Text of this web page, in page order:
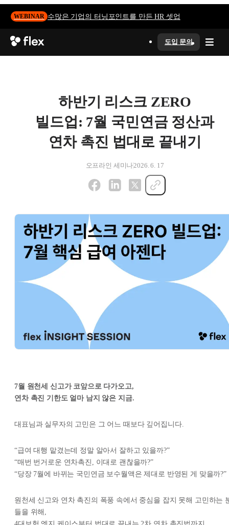
WEBINAR 수많은 기업의 터닝포인트를 만든 HR 셋업
도입 문의
하반기 리스크 ZERO
빌드업: 7월 국민연금 정산과
연차 촉진 법대로 끝내기
오프라인 세미나2026. 6. 17
7월 원천세 신고가 코앞으로 다가오고,
연차 촉진 기한도 얼마 남지 않은 지금.
대표님과 실무자의 고민은 그 어느 때보다 깊어집니다.
“급여 대행 맡겼는데 정말 알아서 잘하고 있을까?”
“매번 번거로운 연차촉진, 이대로 괜찮을까?”
“당장 7월에 바뀌는 국민연금 보수월액은 제대로 반영된 게 맞을까?”
원천세 신고와 연차 촉진의 폭풍 속에서 중심을 잡지 못해 고민하는
들을 위해,